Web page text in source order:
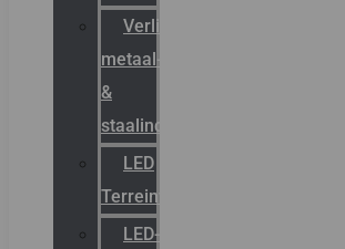
Verlichting
metaal-
&
staalindustrie
LED
Terreinverlichting
LED-